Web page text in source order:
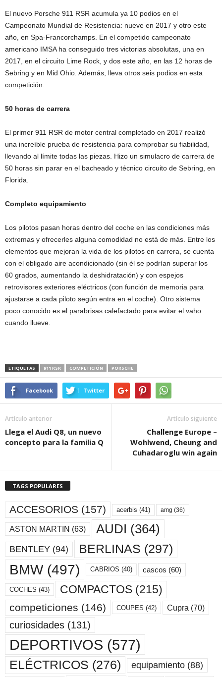
El nuevo Porsche 911 RSR acumula ya 10 podios en el
Campeonato Mundial de Resistencia: nueve en 2017 y otro este
año, en Spa-Francorchamps. En el competido campeonato
americano IMSA ha conseguido tres victorias absolutas, una en
2017, en el circuito Lime Rock, y dos este año, en las 12 horas de
Sebring y en Mid Ohio. Además, lleva otros seis podios en esta
competición.
50 horas de carrera
El primer 911 RSR de motor central completado en 2017 realizó
una increíble prueba de resistencia para comprobar su fiabilidad,
llevando al límite todas las piezas. Hizo un simulacro de carrera de
50 horas sin parar en el bacheado y técnico circuito de Sebring, en
Florida.
Completo equipamiento
Los pilotos pasan horas dentro del coche en las condiciones más
extremas y ofrecerles alguna comodidad no está de más. Entre los
elementos que mejoran la vida de los pilotos en carrera, se cuenta
con el obligado aire acondicionado (sin él se podrían superar los
60 grados, aumentando la deshidratación) y con espejos
retrovisores exteriores eléctricos (con función de memoria para
ajustarse a cada piloto según entra en el coche). Otro sistema
poco conocido es el parabrisas calefactado para evitar el vaho
cuando llueve.
ETIQUETAS 911 RSR COMPETICIÓN PORSCHE
Facebook Twitter
Artículo anterior
Llega el Audi Q8, un nuevo
concepto para la familia Q
Artículo siguiente
Challenge Europe –
Wohlwend, Cheung and
Cuhadaroglu win again
TAGS POPULARES
ACCESORIOS (157) acerbis (41) amg (36)
ASTON MARTIN (63) AUDI (364)
BENTLEY (94) BERLINAS (297)
BMW(497) CABRIOS (40) cascos (60)
COCHES (43) COMPACTOS (215)
competiciones (146) COUPES (42) Cupra (70)
curiosidades (131)
DEPORTIVOS (577)
ELÉCTRICOS (276) equipamiento (88)